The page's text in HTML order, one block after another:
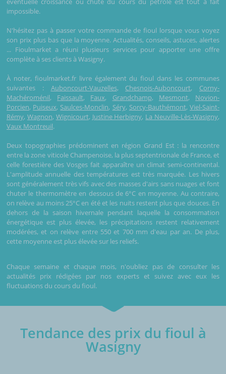
impossible.
N'hésitez pas à passer votre commande de fioul lorsque vous voyez
son prix plus bas que la moyenne. Actualités, conseils, astuces, alertes
... Fioulmarket a réuni plusieurs services pour apporter une offre
complète à ses clients à Wasigny.
À noter, fioulmarket.fr livre également du fioul dans les communes
suivantes : Auboncourt-Vauzelles, Chesnois-Auboncourt, Corny-
Machéroménil, Faissault, Faux, Grandchamp, Mesmont, Novion-
Porcien, Puiseux, Saulces-Monclin, Séry, Sorcy-Bauthémont,Viel-Saint-
Rémy, Wagnon, Wignicourt, Justine Herbigny, La Neuville-Lès-Wasigny,
Vaux Montreuil.
Deux topographies prédominent en région Grand Est : la rencontre
entre la zone viticole Champenoise, la plus septentrionale de France, et
celle forestière des Vosges fait apparaître un climat semi-continental.
L'amplitude annuelle des températures est très marquée. Les hivers
sont généralement très vifs avec des masses d'airs sans nuages et font
chuter le thermomètre en dessous de 6°C en moyenne. Au contraire,
on relève au moins 25°C en été et les nuits restent plus que douces. En
dehors de la saison hivernale pendant laquelle la consommation
énergétique est plus élevée, les précipitations restent relativement
modérées, et on relève entre 550 et 700 mm d'eau par an. De plus,
cette moyenne est plus élevée sur les reliefs.
Chaque semaine et chaque mois, n'oubliez pas de consulter les
actualités prix rédigées par nos experts et suivez avec eux les
fluctuations du cours du fioul.
Tendance des prix du fioul à
Wasigny